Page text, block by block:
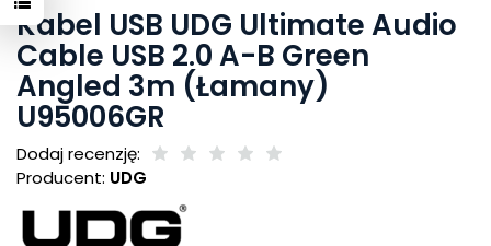
Kabel USB UDG Ultimate Audio
Cable USB 2.0 A-B Green
Angled 3m (Łamany)
U95006GR
Dodaj recenzję:
Producent: UDG